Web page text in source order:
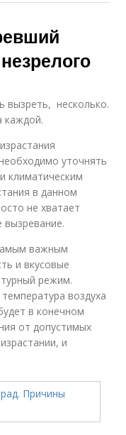
вызреть, несколько.
каждой.
уточнять
климатическим
в данном
не хватает
важным
и вкусовые
режим.
воздуха
в конечном
от допустимых
и